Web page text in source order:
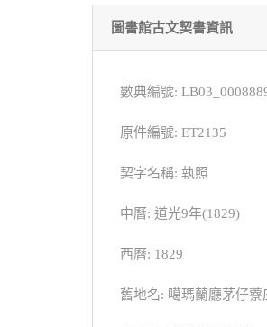
圖書館古文契書資訊
數典編號:
原件編號: ET2135
契字名稱: 執照
中曆: 道光9年(1829)
西曆: 1829
舊地名: 噶瑪蘭廳茅仔藔